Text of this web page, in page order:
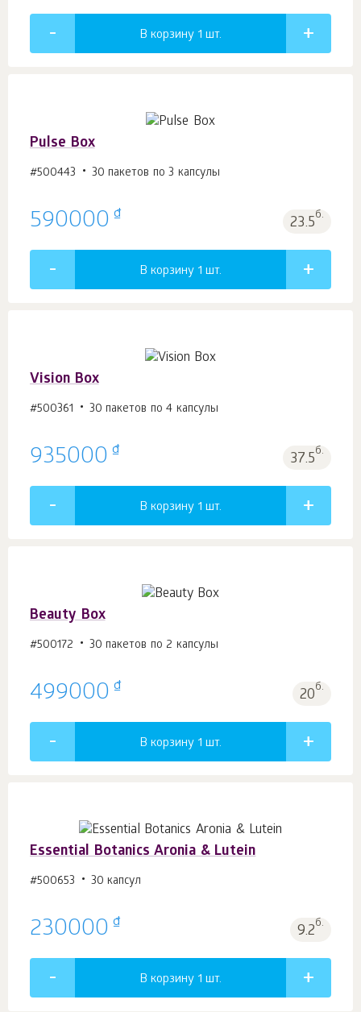
В корзину 1 шт.
Pulse Box
#500443 30 пакетов по 3 капсулы
590000 ₫ 23.5б.
В корзину 1 шт.
Vision Box
#500361 30 пакетов по 4 капсулы
935000 ₫ 37.5б.
В корзину 1 шт.
Beauty Box
#500172 30 пакетов по 2 капсулы
499000 ₫ 20б.
В корзину 1 шт.
Essential Botanics Aronia & Lutein
#500653 30 капсул
230000 ₫ 9.2б.
В корзину 1 шт.